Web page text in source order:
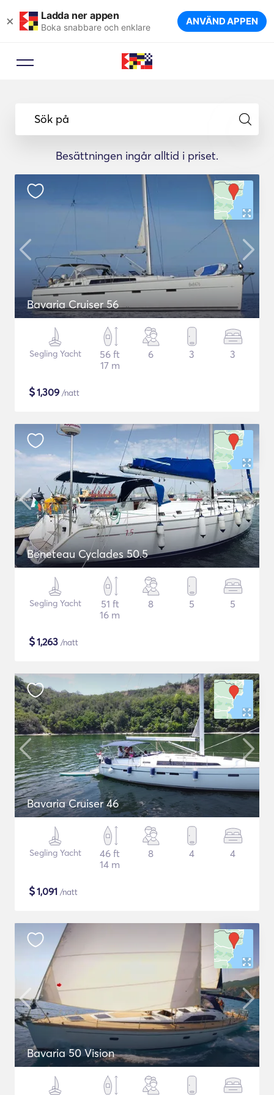
× Ladda ner appen
Boka snabbare och enklare ANVÄND APPEN
Sök på
Besättningen ingår alltid i priset.
Bavaria Cruiser 56
Segling Yacht
56 ft
17 m
6 3 3
$1,309 /natt
Beneteau Cyclades 50.5
Segling Yacht
51 ft
16 m
8 5 5
$1,263 /natt
Bavaria Cruiser 46
Segling Yacht
46 ft
14 m
8 4 4
$1,091 /natt
Bavaria 50 Vision